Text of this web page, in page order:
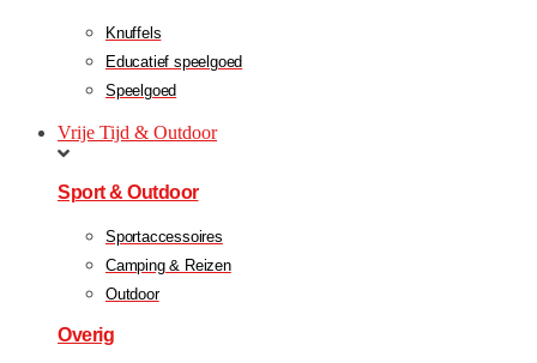
Knuffels
Educatief speelgoed
Speelgoed
Vrije Tijd & Outdoor
Sport & Outdoor
Sportaccessoires
Camping & Reizen
Outdoor
Overig